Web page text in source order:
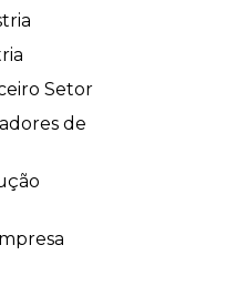
Setor
de